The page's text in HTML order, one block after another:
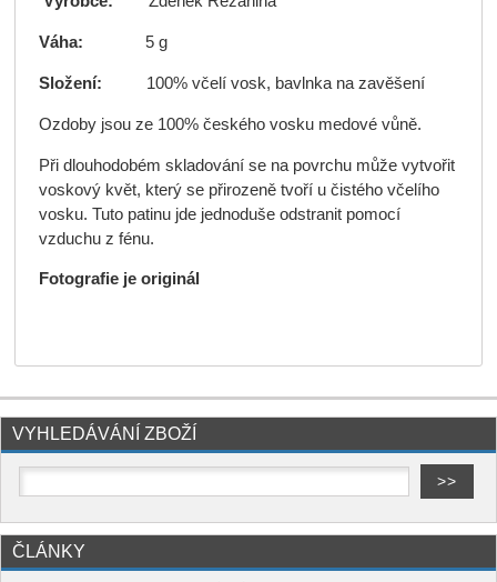
Váha: 5 g
Složení: 100% včelí vosk, bavlnka na zavěšení
Ozdoby jsou ze 100% českého vosku medové vůně.
Při dlouhodobém skladování se na povrchu může vytvořit
voskový květ, který se přirozeně tvoří u čistého včelího
vosku. Tuto patinu jde jednoduše odstranit pomocí
vzduchu z fénu.
Fotografie je originál
VYHLEDÁVÁNÍ ZBOŽÍ
ČLÁNKY